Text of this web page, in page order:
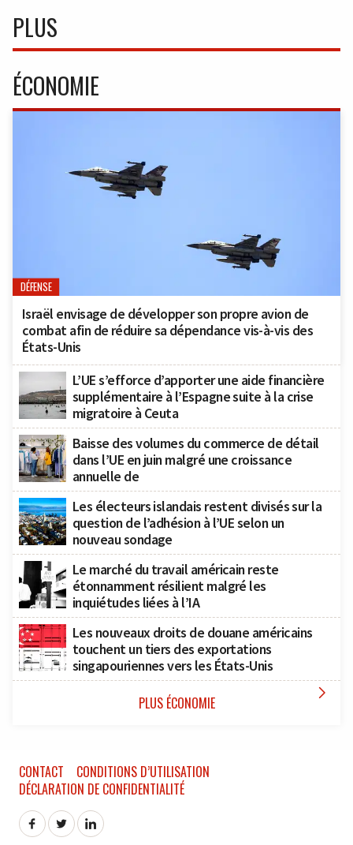
PLUS
ÉCONOMIE
DÉFENSE
Israël envisage de développer son propre avion de
combat afin de réduire sa dépendance vis-à-vis des
États-Unis
L’UE s’efforce d’apporter une aide financière
supplémentaire à l’Espagne suite à la crise
migratoire à Ceuta
Baisse des volumes du commerce de détail
dans l’UE en juin malgré une croissance
annuelle de
Les électeurs islandais restent divisés sur la
question de l’adhésion à l’UE selon un
nouveau sondage
Le marché du travail américain reste
étonnamment résilient malgré les
inquiétudes liées à l’IA
Les nouveaux droits de douane américains
touchent un tiers des exportations
singapouriennes vers les États-Unis
PLUS ÉCONOMIE 
CONTACT
CONDITIONS D’UTILISATION
DÉCLARATION DE CONFIDENTIALITÉ